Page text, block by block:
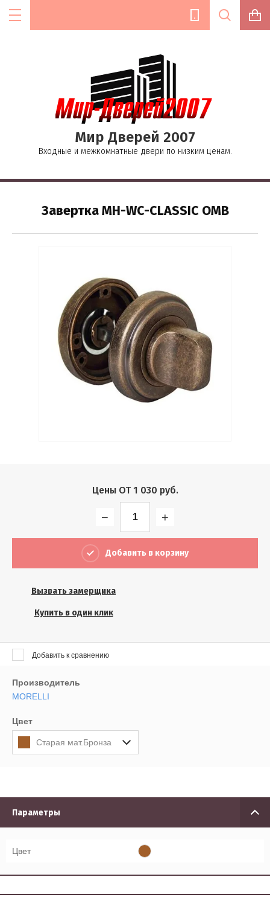
Мир Дверей 2007
Входные и межкомнатные двери по низким ценам.
Завертка MH-WC-CLASSIC OMB
Цены ОТ 1 030 руб.
− +
Добавить в корзину
Вызвать замерщика
Купить в один клик
Добавить к сравнению
Производитель
MORELLI
Цвет
Старая мат.Бронза
Параметры
Цвет
Цена (руб.):
Название:
Производитель:
Выберите...
Результатов на странице: